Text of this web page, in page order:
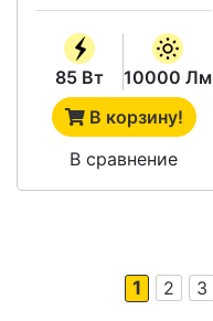
85 Вт
10000 Лм
В корзину!
В сравнение
1 2 3